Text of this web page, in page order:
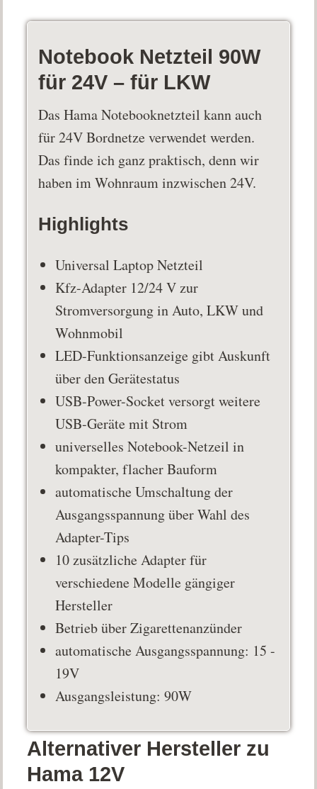
Notebook Netzteil 90W
für 24V – für LKW
Das Hama Notebooknetzteil kann auch
für 24V Bordnetze verwendet werden.
Das finde ich ganz praktisch, denn wir
haben im Wohnraum inzwischen 24V.
Highlights
Universal Laptop Netzteil
Kfz-Adapter 12/24 V zur
Stromversorgung in Auto, LKW und
Wohnmobil
LED-Funktionsanzeige gibt Auskunft
über den Gerätestatus
USB-Power-Socket versorgt weitere
USB-Geräte mit Strom
universelles Notebook-Netzeil in
kompakter, flacher Bauform
automatische Umschaltung der
Ausgangsspannung über Wahl des
Adapter-Tips
10 zusätzliche Adapter für
verschiedene Modelle gängiger
Hersteller
Betrieb über Zigarettenanzünder
automatische Ausgangsspannung: 15 -
19V
Ausgangsleistung: 90W
Alternativer Hersteller zu
Hama 12V